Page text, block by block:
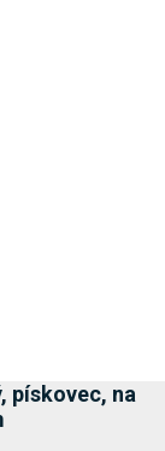
pískovec, na